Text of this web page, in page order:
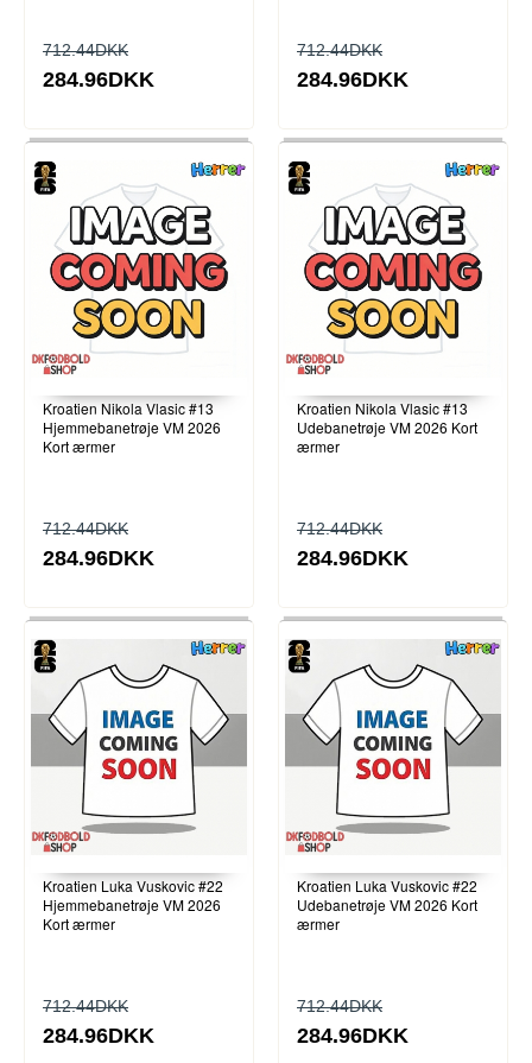
712.44DKK
284.96DKK
712.44DKK
284.96DKK
Kroatien Nikola Vlasic #13
Hjemmebanetrøje VM 2026
Kort ærmer
712.44DKK
284.96DKK
Kroatien Nikola Vlasic #13
Udebanetrøje VM 2026 Kort
ærmer
712.44DKK
284.96DKK
Kroatien Luka Vuskovic #22
Hjemmebanetrøje VM 2026
Kort ærmer
712.44DKK
284.96DKK
Kroatien Luka Vuskovic #22
Udebanetrøje VM 2026 Kort
ærmer
712.44DKK
284.96DKK